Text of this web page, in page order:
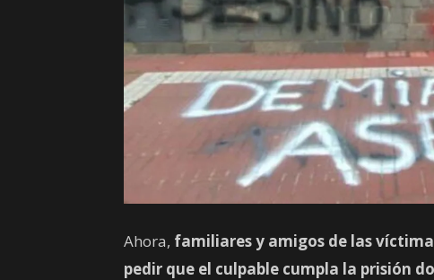
Ahora, familiares y amigos de las
pedir que el culpable cumpla la prisión